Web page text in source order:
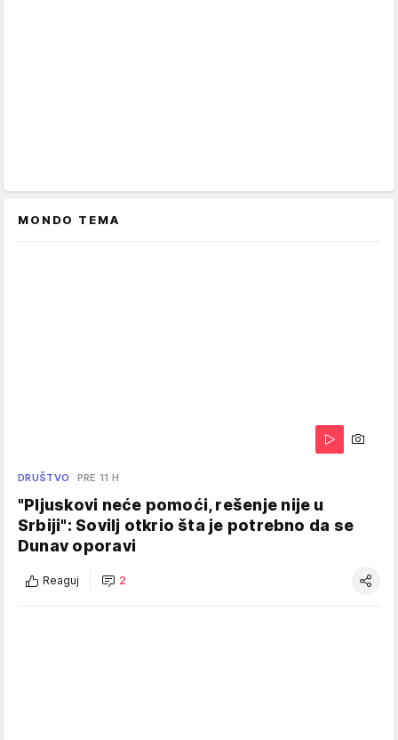
MONDO TEMA
DRUŠTVO PRE 11 H
"Pljuskovi neće pomoći, rešenje nije u
Srbiji": Sovilj otkrio šta je potrebno da se
Dunav oporavi
Reaguj 2